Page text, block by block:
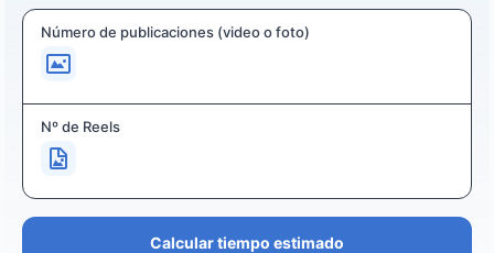
Número de publicaciones (video o foto)
Nº de Reels
Calcular tiempo estimado